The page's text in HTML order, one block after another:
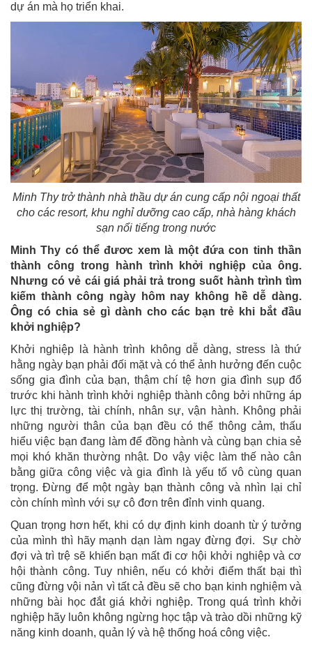
dự án mà họ triển khai.
Minh Thy trở thành nhà thầu dự án cung cấp nội ngoại thất
cho các resort, khu nghỉ dưỡng cao cấp, nhà hàng khách
sạn nổi tiếng trong nước
Minh Thy có thể đươc xem là một đứa con tinh thần
thành công trong hành trình khởi nghiệp của ông.
Nhưng có vẻ cái giá phải trả trong suốt hành trình tìm
kiếm thành công ngày hôm nay không hề dễ dàng.
Ông có chia sẻ gì dành cho các bạn trẻ khi bắt đầu
khởi nghiệp?
Khởi nghiệp là hành trình không dễ dàng, stress là thứ
hằng ngày bạn phải đối mặt và có thể ảnh hưởng đến cuộc
sống gia đình của bạn, thậm chí tệ hơn gia đình sụp đổ
trước khi hành trình khởi nghiệp thành công bởi những áp
lực thị trường, tài chính, nhân sự, vận hành. Không phải
những người thân của bạn đều có thể thông cảm, thấu
hiểu việc bạn đang làm để đồng hành và cùng bạn chia sẻ
mọi khó khăn thường nhật. Do vậy việc làm thế nào cân
bằng giữa công việc và gia đình là yếu tố vô cùng quan
trọng. Đừng để một ngày bạn thành công và nhìn lại chỉ
còn chính mình với sự cô đơn trên đỉnh vinh quang.
Quan trọng hơn hết, khi có dự định kinh doanh từ ý tưởng
của mình thì hãy mạnh dạn làm ngay đừng đợi. Sự chờ
đợi và trì trệ sẽ khiến bạn mất đi cơ hội khởi nghiệp và cơ
hội thành công. Tuy nhiên, nếu có khởi điểm thất bại thì
cũng đừng vội nản vì tất cả đều sẽ cho bạn kinh nghiệm và
những bài học đắt giá khởi nghiệp. Trong quá trình khởi
nghiệp hãy luôn không ngừng học tập và trào dồi những kỹ
năng kinh doanh, quản lý và hệ thống hoá công việc.